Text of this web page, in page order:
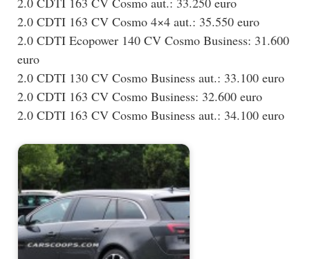
2.0 CDTI 163 CV Cosmo 4×4 aut.: 35.550 euro
2.0 CDTI Ecopower 140 CV Cosmo Business: 31.600
euro
2.0 CDTI 130 CV Cosmo Business aut.: 33.100 euro
2.0 CDTI 163 CV Cosmo Business: 32.600 euro
2.0 CDTI 163 CV Cosmo Business aut.: 34.100 euro